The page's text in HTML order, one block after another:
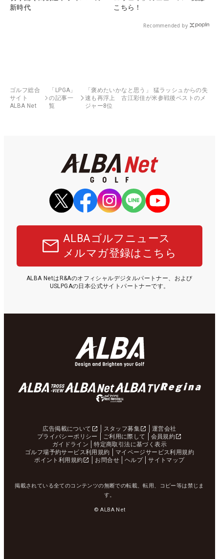
新時代
こちら！
Recommended by
ゴルフ総合
サイト
ALBA Net
「LPGA」
の記事一
覧
「褒めたいかなと思う」 猛ラッシュからの失
速も再浮上 古江彩佳が米参戦後ベストのメ
ジャー8位
ALBAゴルフニュース
メルマガ登録はこちら
ALBA NetはR&Aのオフィシャルデジタルパートナー、および
USLPGAの日本公式サイトパートナーです。
広告掲載について スタッフ募集
運営会社
プライバシーポリシー
ご利用に際して
会員規約
ガイドライン
特定商取引法に基づく表示
ゴルフ場予約サービス利用規約
マイページサービス利用規約
ポイント利用規約
お問合せ ヘルプ サイトマップ
掲載されている全てのコンテンツの無断での転載、転用、コピー等は禁じま
す。
© ALBA Net